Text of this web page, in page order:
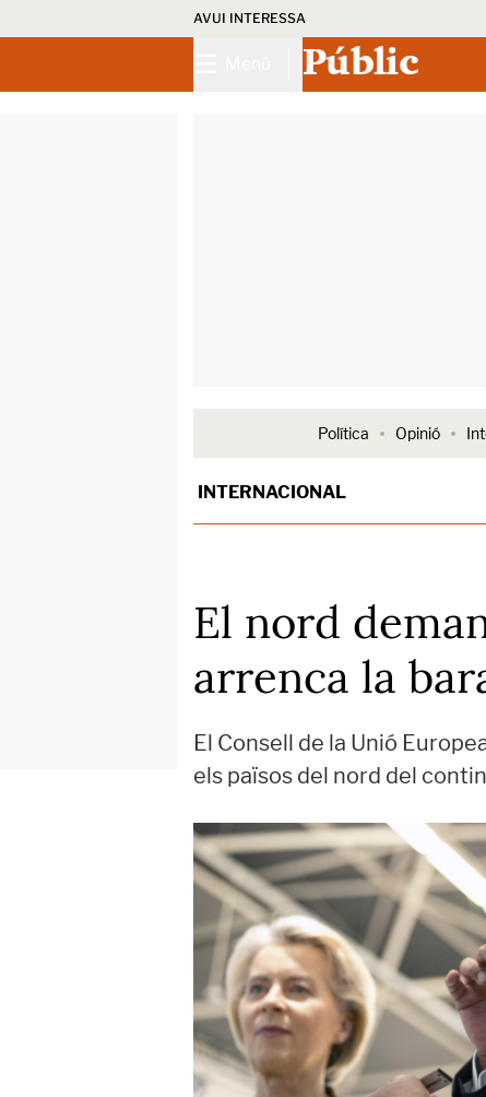
AVUI INTERESSA
Públic
Política Opinió
INTERNACIONAL
El nord
arrenca la
El Consell de la Unió
els països del nord del